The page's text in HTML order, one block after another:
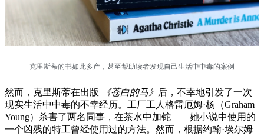
克里斯蒂的书如此多产，甚至帮助读者发现自己生活中中毒的案例
然而，克里斯蒂在出版 《苍白的马》 后，不幸地引发了一次
现实生活中中毒的不幸经历。工厂工人格雷厄姆·杨（Graham
Young）杀害了两名同事，在茶水中加铊——她小说中使用的
一个凶残的特工曾经使用过的方法。然而，根据约翰·埃尔姆